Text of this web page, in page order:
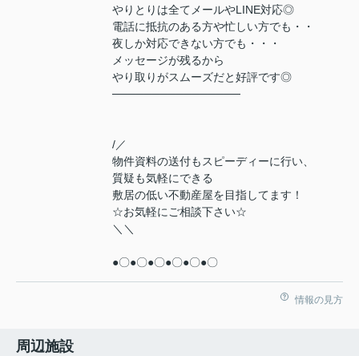
やりとりは全てメールやLINE対応◎
電話に抵抗のある方や忙しい方でも・・
夜しか対応できない方でも・・・
メッセージが残るから
やり取りがスムーズだと好評です◎
────────────────
/／
物件資料の送付もスピーディーに行い、
質疑も気軽にできる
敷居の低い不動産屋を目指してます！
☆お気軽にご相談下さい☆
＼＼
●〇●〇●〇●〇●〇●〇
情報の見方
周辺施設